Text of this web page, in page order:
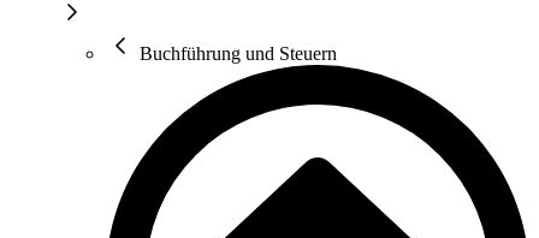
Buchführung und Steuern